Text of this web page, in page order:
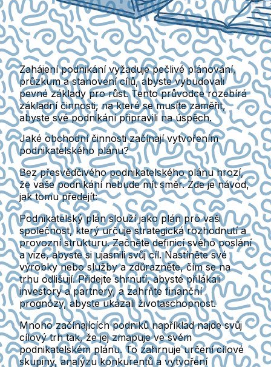
Zahájení podnikání vyžaduje pečlivé plánování,
průzkum a stanovení cílů, abyste vybudovali
pevné základy pro růst. Tento průvodce rozebírá
základní činnosti, na které se musíte zaměřit,
abyste své podnikání připravili na úspěch.
Jaké obchodní činnosti začínají vytvořením
podnikatelského plánu?
Bez přesvědčivého podnikatelského plánu hrozí,
že vaše podnikání nebude mít směr. Zde je návod,
jak tomu předejít:
Podnikatelský plán slouží jako plán pro vaši
společnost, který určuje strategická rozhodnutí a
provozní strukturu. Začněte definicí svého poslání
a vize, abyste si ujasnili svůj cíl. Nastíněte své
výrobky nebo služby a zdůrazněte, čím se na
trhu odlišují. Přidejte shrnutí, abyste přilákali
investory a partnery, a zahrňte finanční
prognózy, abyste ukázali životaschopnost.
Mnoho začínajících podniků například najde svůj
cílový trh tak, že jej zmapuje ve svém
podnikatelském plánu. To zahrnuje určení cílové
skupiny, analýzu konkurentů a vytvoření